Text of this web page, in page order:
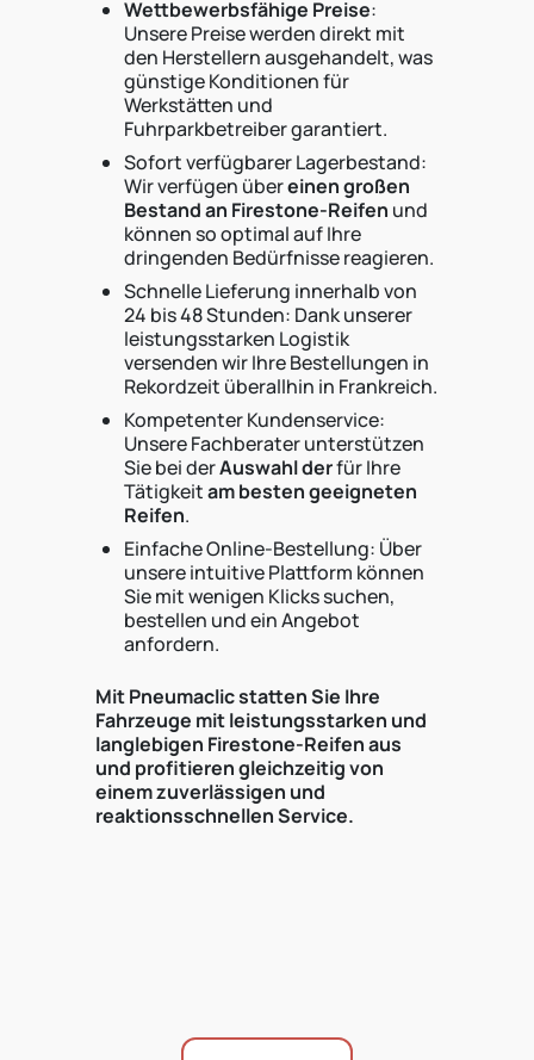
Wettbewerbsfähige Preise:
Unsere Preise werden direkt mit
den Herstellern ausgehandelt, was
günstige Konditionen für
Werkstätten und
Fuhrparkbetreiber garantiert.
Sofort verfügbarer Lagerbestand:
Wir verfügen übereinen großen
Bestand an Firestone-Reifen und
können so optimal auf Ihre
dringenden Bedürfnisse reagieren.
Schnelle Lieferung innerhalb von
24 bis 48 Stunden: Dank unserer
leistungsstarken Logistik
versenden wir Ihre Bestellungen in
Rekordzeit überallhin in Frankreich.
Kompetenter Kundenservice:
Unsere Fachberater unterstützen
Sie bei derAuswahl derfür Ihre
Tätigkeitam besten geeigneten
Reifen.
Einfache Online-Bestellung: Über
unsere intuitive Plattform können
Sie mit wenigen Klicks suchen,
bestellen und ein Angebot
anfordern.
Mit Pneumaclic statten Sie Ihre
Fahrzeuge mit leistungsstarken und
langlebigen Firestone-Reifen aus
und profitieren gleichzeitig von
einem zuverlässigen und
reaktionsschnellen Service.